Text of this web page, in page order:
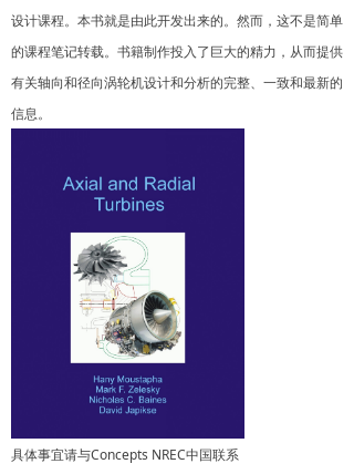
设计课程。本书就是由此开发出来的。然而，这不是简单
的课程笔记转载。书籍制作投入了巨大的精力，从而提供
有关轴向和径向涡轮机设计和分析的完整、一致和最新的
信息。
具体事宜请与Concepts NREC中国联系